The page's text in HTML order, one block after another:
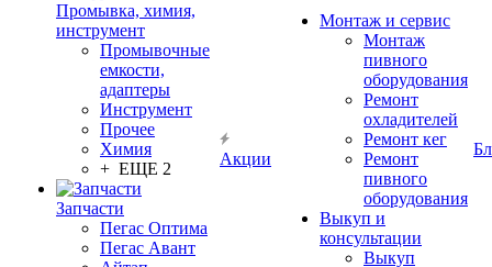
Промывка, химия,
инструмент
Промывочные
емкости,
адаптеры
Инструмент
Прочее
Химия
+ ЕЩЕ 2
Запчасти
Пегас Оптима
Пегас Авант
Акции
Монтаж и сервис
Монтаж
пивного
оборудования
Ремонт
охладителей
Ремонт кег
Ремонт
пивного
оборудования
Выкуп и
консультации
Выкуп